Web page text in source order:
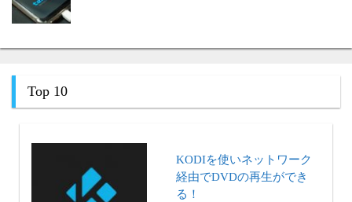
Top 10
KODIを使いネットワーク
経由でDVDの再生ができ
る！